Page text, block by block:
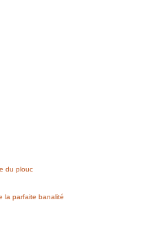
du plouc
la parfaite banalité